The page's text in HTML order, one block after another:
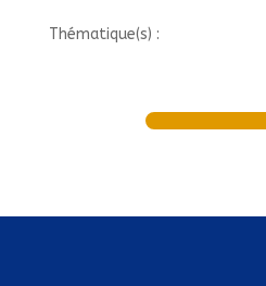
Thématique(s) :